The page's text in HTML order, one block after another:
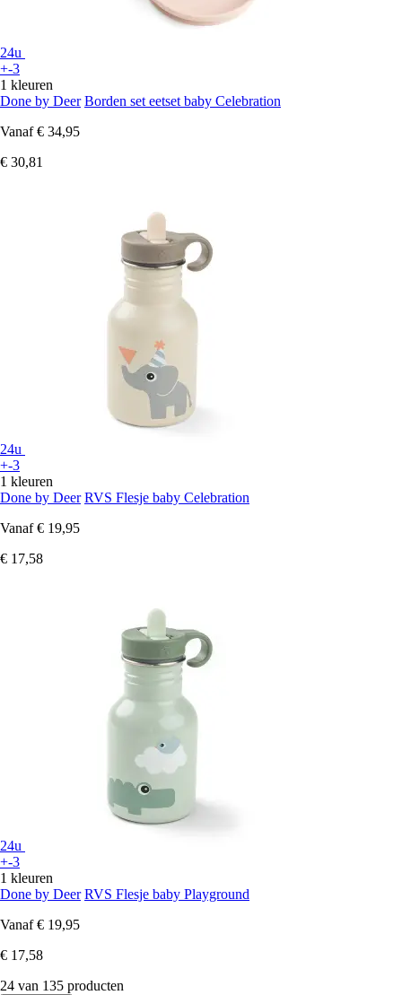
24u
+-3
1 kleuren
Done by Deer Borden set eetset baby Celebration
Vanaf € 34,95
€ 30,81
24u
+-3
1 kleuren
Done by Deer RVS Flesje baby Celebration
Vanaf € 19,95
€ 17,58
24u
+-3
1 kleuren
Done by Deer RVS Flesje baby Playground
Vanaf € 19,95
€ 17,58
24 van 135 producten